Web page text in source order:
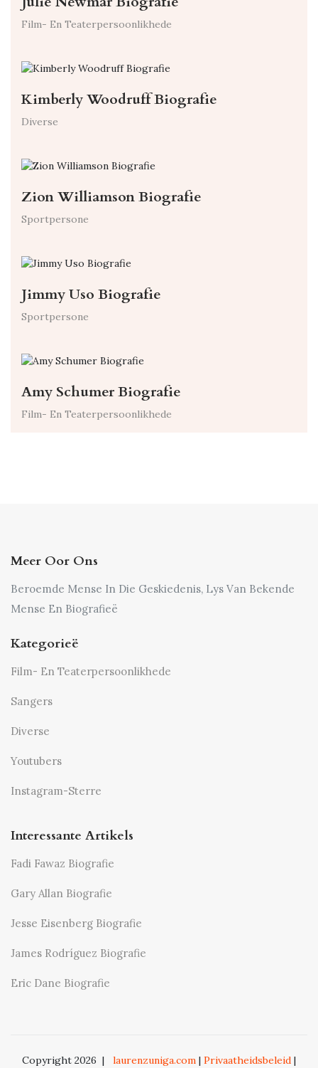
Film- En Teaterpersoonlikhede
Kimberly Woodruff Biografie
Diverse
Zion Williamson Biografie
Sportpersone
Jimmy Uso Biografie
Sportpersone
Amy Schumer Biografie
Film- En Teaterpersoonlikhede
Meer Oor Ons
Beroemde Mense In Die Geskiedenis, Lys Van Bekende
Mense En Biografieë
Kategorieë
Film- En Teaterpersoonlikhede
Sangers
Diverse
Youtubers
Instagram-Sterre
Interessante Artikels
Fadi Fawaz Biografie
Gary Allan Biografie
Jesse Eisenberg Biografie
James Rodríguez Biografie
Eric Dane Biografie
Copyright 2026 | laurenzuniga.com | Privaatheidsbeleid |